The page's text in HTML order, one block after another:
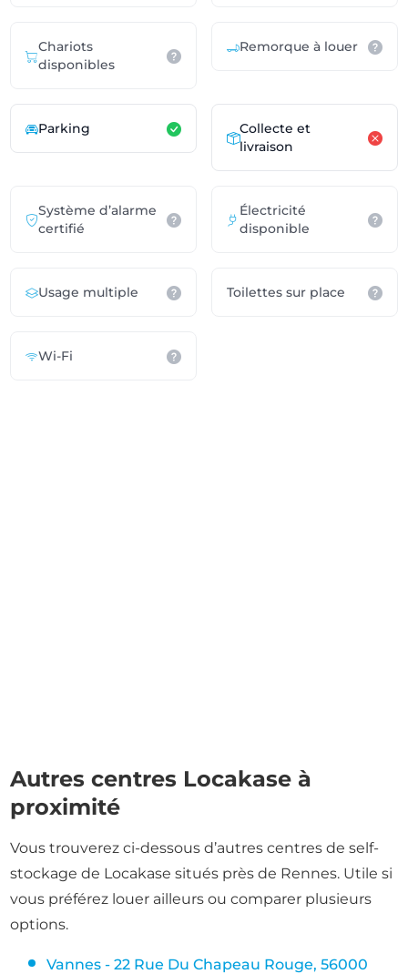
Chariots
disponibles
Remorque à louer
Parking
Collecte et
livraison
Système d’alarme
certifié
Électricité
disponible
Usage multiple Toilettes sur place
Wi-Fi
Autres centres Locakase à
proximité
Vous trouverez ci-dessous d’autres centres de self-
stockage de Locakase situés près de Rennes. Utile si
vous préférez louer ailleurs ou comparer plusieurs
options.
Vannes - 22 Rue Du Chapeau Rouge, 56000